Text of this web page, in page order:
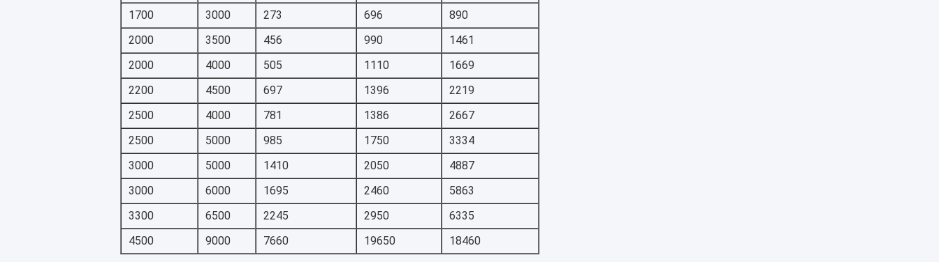
1700
3000 273 696
890
2000
3500 456 990
1461
2000
4000 505 1110
1669
2200
4500 697 1396
2219
2500
4000 781 1386
2667
2500
5000 985 1750
3334
3000
5000 1410 2050
4887
3000
6000 1695 2460
5863
3300
6500 2245 2950
6335
4500
9000 7660 19650 18460